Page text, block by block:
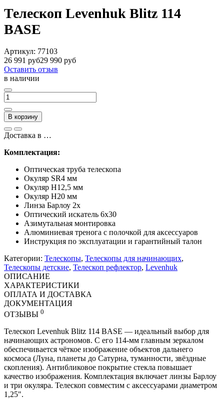
Телескоп Levenhuk Blitz 114
BASE
Артикул: 77103
26 991 руб29 990 руб
Оставить отзыв
в наличии
В корзину
Доставка в …
Комплектация:
Оптическая труба телескопа
Окуляр SR4 мм
Окуляр H12,5 мм
Окуляр H20 мм
Линза Барлоу 2х
Оптический искатель 6х30
Азимутальная монтировка
Алюминиевая тренога с полочкой для аксессуаров
Инструкция по эксплуатации и гарантийный талон
Категории: Телескопы, Телескопы для начинающих,
Телескопы детские, Телескоп рефлектор, Levenhuk
ОПИСАНИЕ
ХАРАКТЕРИСТИКИ
ОПЛАТА И ДОСТАВКА
ДОКУМЕНТАЦИЯ
ОТЗЫВЫ 0
Телескоп Levenhuk Blitz 114 BASE — идеальный выбор для
начинающих астрономов. С его 114-мм главным зеркалом
обеспечивается чёткое изображение объектов дальнего
космоса (Луна, планеты до Сатурна, туманности, звёздные
скопления). Антибликовое покрытие стекла повышает
качество изображения. Комплектация включает линзы Барлоу
и три окуляра. Телескоп совместим с аксессуарами диаметром
1,25".